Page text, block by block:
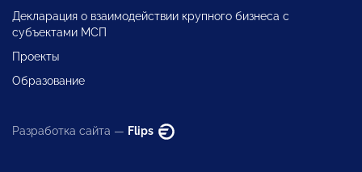
Декларация о взаимодействии крупного бизнеса с
субъектами МСП
Проекты
Образование
Разработка сайта — Flips